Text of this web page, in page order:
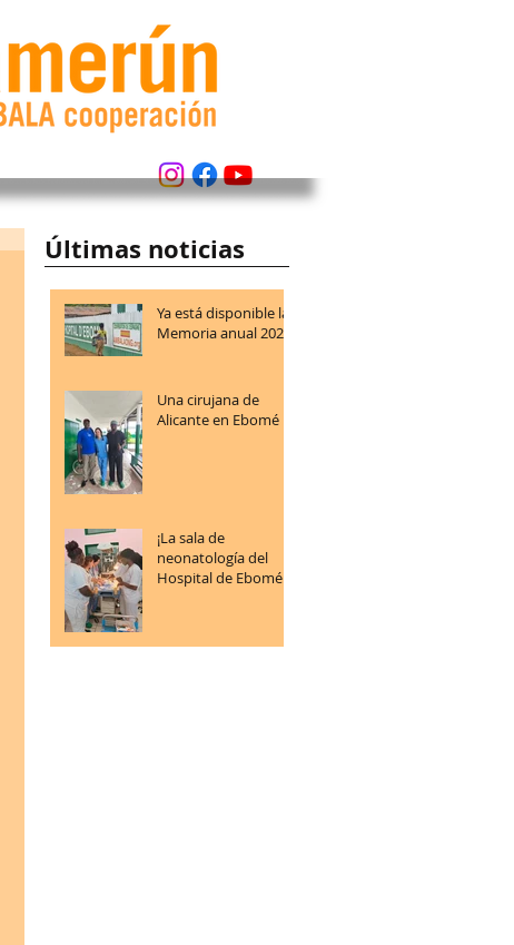
Últimas noticias
Ya está disponible la
Memoria anual 2025
Una cirujana de
Alicante en Ebomé
¡La sala de
neonatología del
Hospital de Ebomé